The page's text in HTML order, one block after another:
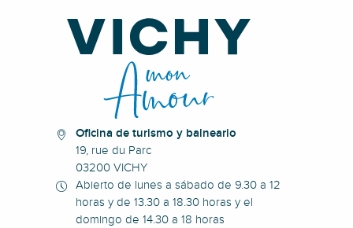
Oficina de turismo y balneario
19, rue du Parc
03200 VICHY
Abierto de lunes a sábado de 9.30 a 12
horas y de 13.30 a 18.30 horas y el
domingo de 14.30 a 18 horas